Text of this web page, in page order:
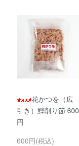
花かつを（広
引き）鰹削り節 600
円
600円(税込)